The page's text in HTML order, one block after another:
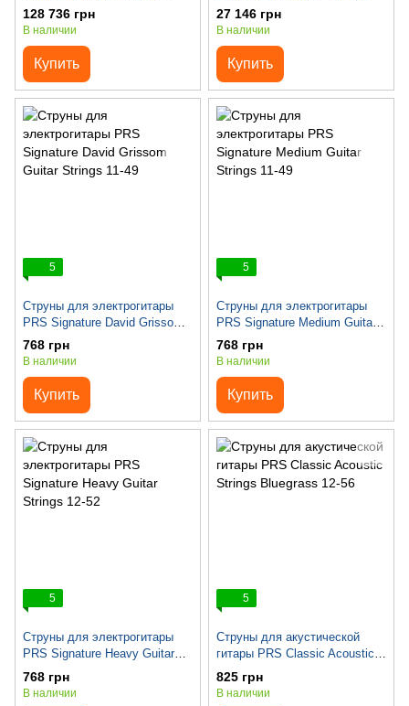
Black)
128 736 грн
В наличии
Купить
27 146 грн
В наличии
Купить
5
Струны для электрогитары
PRS Signature David Grissom
Guitar Strings 11-49
768 грн
В наличии
Купить
5
Струны для электрогитары
PRS Signature Medium Guitar
Strings 11-49
768 грн
В наличии
Купить
5
Струны для электрогитары
PRS Signature Heavy Guitar
Strings 12-52
768 грн
В наличии
5
Струны для акустической
гитары PRS Classic Acoustic
Strings Bluegrass 12-56
825 грн
В наличии